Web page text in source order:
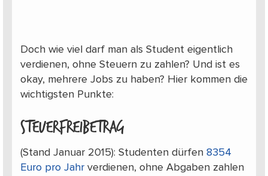
Doch wie viel darf man als Student eigentlich
verdienen, ohne Steuern zu zahlen? Und ist es
okay, mehrere Jobs zu haben? Hier kommen die
wichtigsten Punkte:
Steuerfreibetrag
(Stand Januar 2015): Studenten dürfen 8354
Euro pro Jahrverdienen, ohne Abgaben zahlen